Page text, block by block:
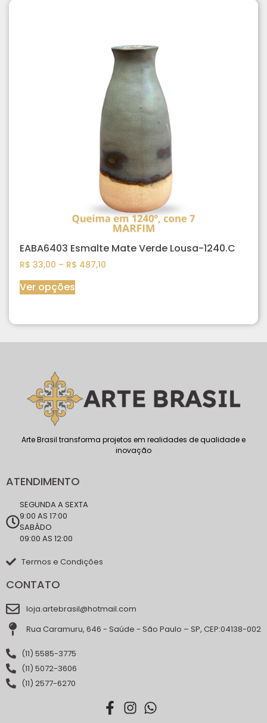
EABA6403 Esmalte Mate Verde Lousa-1240.C
R$ 33,00 – R$ 487,10
Ver opções
Arte Brasil transforma projetos em realidades de qualidade e
inovação
ATENDIMENTO
SEGUNDA A SEXTA
9:00 AS 17:00
SABÁDO
09:00 AS 12:00
Termos e Condições
CONTATO
loja.artebrasil@hotmail.com
Rua Caramuru, 646 - Saúde - São Paulo – SP, CEP:04138-002
(11) 5585-3775
(11) 5072-3606
(11) 2577-6270